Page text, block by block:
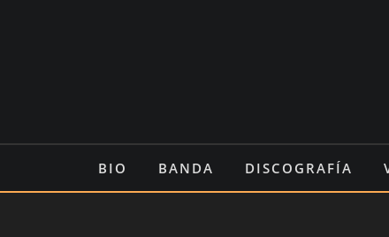
BIO BANDA DISCOGRAFÍA